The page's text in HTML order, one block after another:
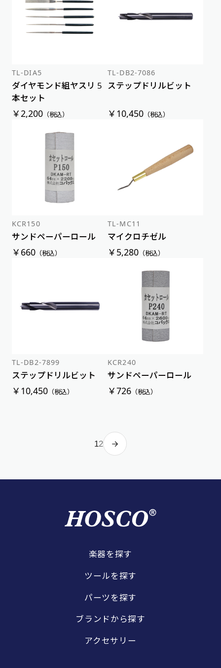
TL-DIA5
ダイヤモンド組ヤスリ 5
本セット
￥2,200（税込）
TL-DB2-7086
ステップドリルビット
￥10,450 （税込）
KCR150
サンドペーパーロール
￥660（税込）
TL-MC11
マイクロチゼル
￥5,280 （税込）
TL-DB2-7899
ステップドリルビット
￥10,450（税込）
KCR240
サンドペーパーロール
￥726 （税込）
12
楽器を探す
ツールを探す
パーツを探す
ブランドから探す
アクセサリー